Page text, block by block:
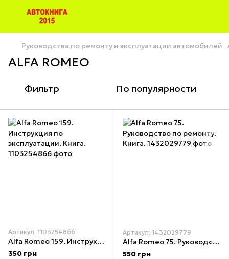
Руководства по ремонту и эксплуатации автомобилей
ALFA ROMEO
Фильтр По популярности
Артикул: 1103254866
Alfa Romeo 159. Инструкция по эксплуатации. Книга.
350 грн
Артикул: 1432029779
Alfa Romeo 75. Руководство по ремонту. Книга.
550 грн